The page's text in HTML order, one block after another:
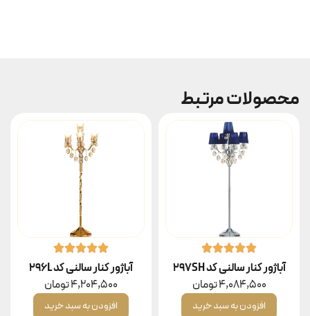
محصولات مرتبط
آباژور کنار سالنی کد 297SH
4,084,500تومان
افزودن به سبد خرید
آباژور کنار سالنی کد 296L
4,204,500تومان
افزودن به سبد خرید